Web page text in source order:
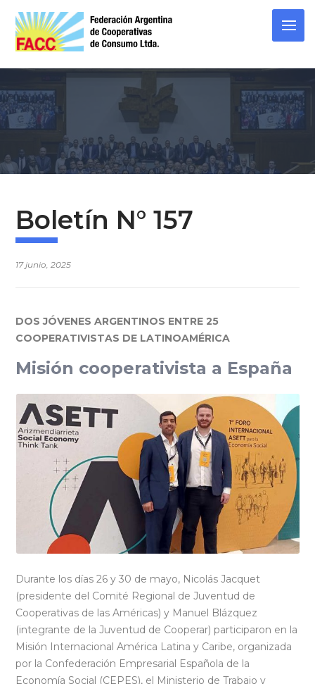
content
Boletín N° 157
17 junio, 2025
DOS JÓVENES ARGENTINOS ENTRE 25
COOPERATIVISTAS DE LATINOAMÉRICA
Misión cooperativista a España
Durante los días 26 y 30 de mayo, Nicolás Jacquet
(presidente del Comité Regional de Juventud de
Cooperativas de las Américas) y Manuel Blázquez
(integrante de la Juventud de Cooperar) participaron en la
Misión Internacional América Latina y Caribe, organizada
por la Confederación Empresarial Española de la
Economía Social (CEPES), el Ministerio de Trabajo y